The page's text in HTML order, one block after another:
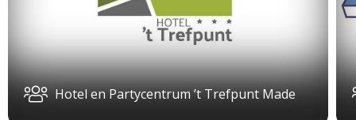
Hotel en Partycentrum ’t Trefpunt Made